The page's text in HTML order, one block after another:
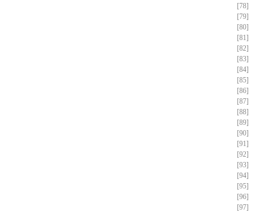
[78]
[79]
[80]
[81]
[82]
[83]
[84]
[85]
[86]
[87]
[88]
[89]
[90]
[91]
[92]
[93]
[94]
[95]
[96]
[97]